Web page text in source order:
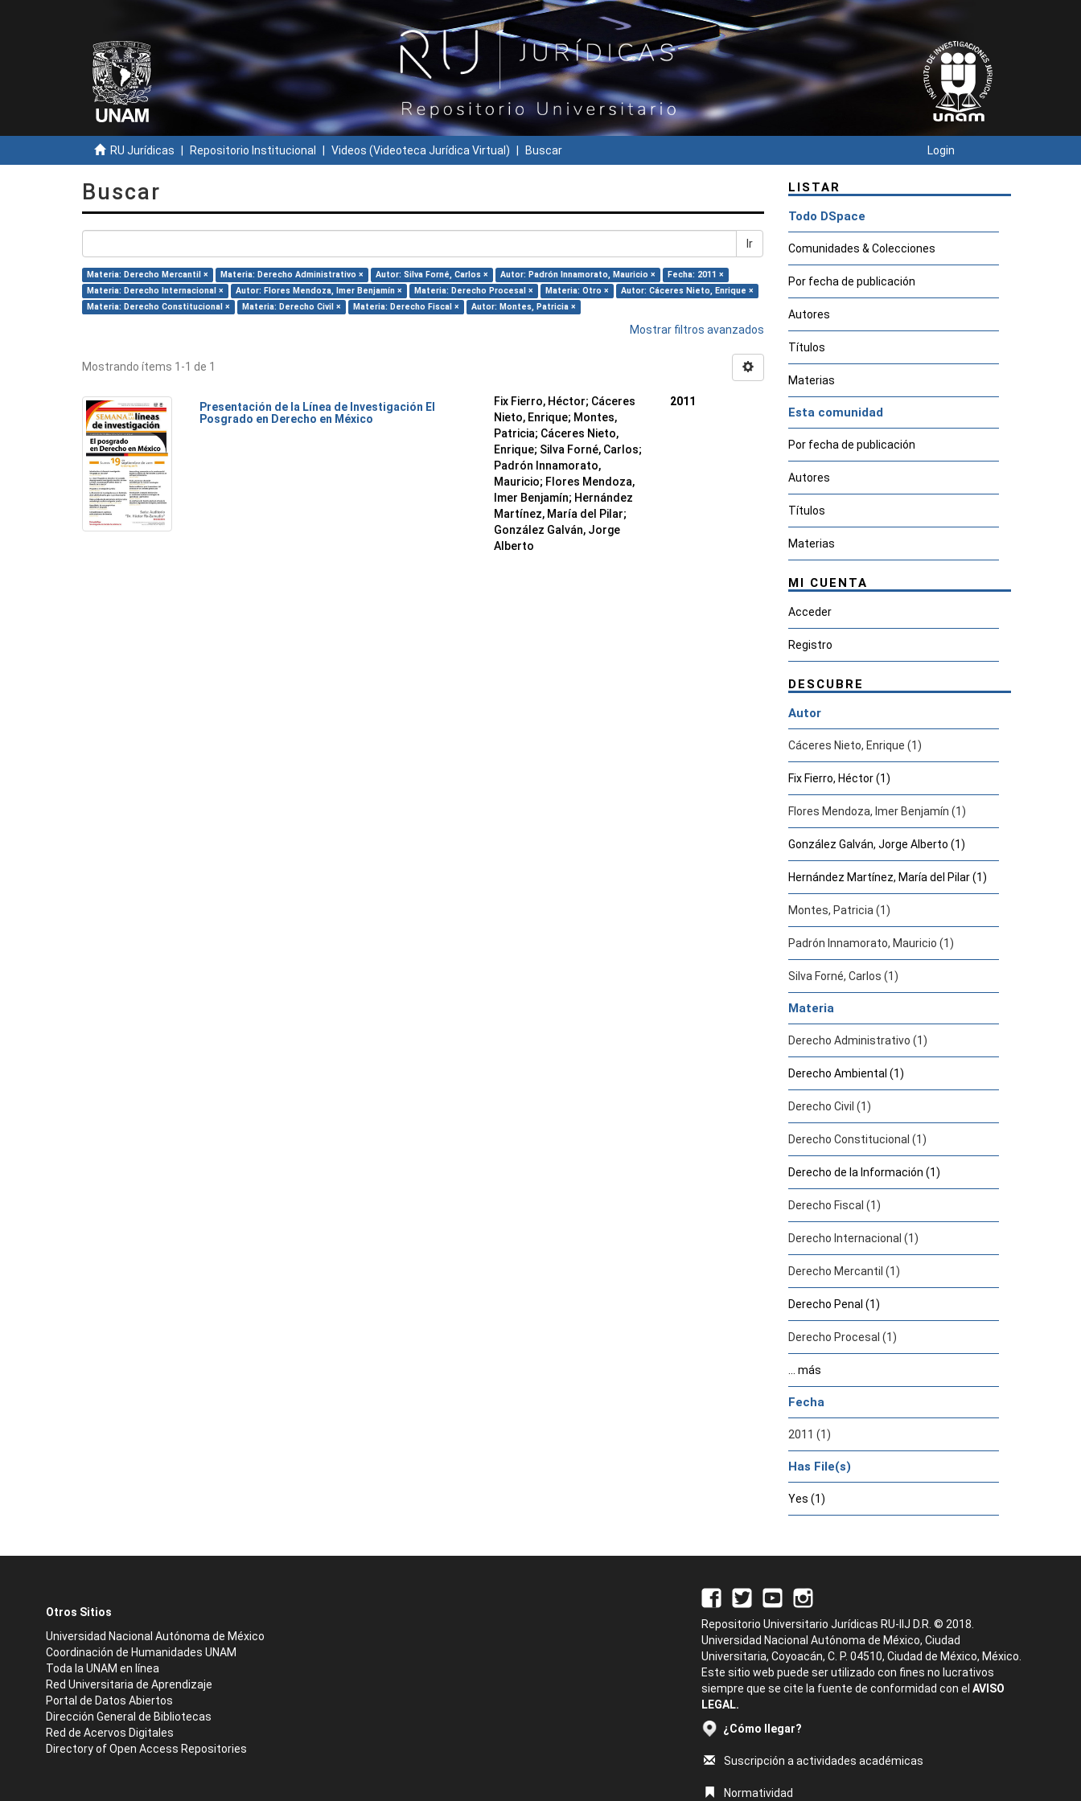
RU Jurídicas Repositorio Institucional Videos (Videoteca Jurídica Virtual) Buscar Login
Buscar
Ir
Materia: Derecho Mercantil × Materia: Derecho Administrativo × Autor: Silva Forné, Carlos × Autor: Padrón Innamorato, Mauricio ×
Fecha: 2011 ×
Materia: Derecho Internacional ×
Autor: Flores Mendoza, Imer Benjamín × Materia: Derecho Procesal × Materia: Otro ×
Autor: Cáceres Nieto, Enrique ×
Materia: Derecho Constitucional ×
Materia: Derecho Civil × Materia: Derecho Fiscal × Autor: Montes, Patricia ×
Mostrar filtros avanzados
Mostrando ítems 1-1 de 1
Presentación de la Línea de Investigación El
Posgrado en Derecho en México
Fix Fierro, Héctor; Cáceres
Nieto, Enrique; Montes,
Patricia; Cáceres Nieto,
Enrique; Silva Forné, Carlos;
Padrón Innamorato,
Mauricio; Flores Mendoza,
Imer Benjamín; Hernández
Martínez, María del Pilar;
González Galván, Jorge
Alberto
2011
LISTAR
Todo DSpace
Comunidades & Colecciones
Por fecha de publicación
Autores
Títulos
Materias
Esta comunidad
Por fecha de publicación
Autores
Títulos
Materias
MI CUENTA
Acceder
Registro
DESCUBRE
Autor
Cáceres Nieto, Enrique (1)
Fix Fierro, Héctor (1)
Flores Mendoza, Imer Benjamín (1)
González Galván, Jorge Alberto (1)
Hernández Martínez, María del Pilar (1)
Montes, Patricia (1)
Padrón Innamorato, Mauricio (1)
Silva Forné, Carlos (1)
Materia
Derecho Administrativo (1)
Derecho Ambiental (1)
Derecho Civil (1)
Derecho Constitucional (1)
Derecho de la Información (1)
Derecho Fiscal (1)
Derecho Internacional (1)
Derecho Mercantil (1)
Derecho Penal (1)
Derecho Procesal (1)
... más
Fecha
2011 (1)
Has File(s)
Yes (1)
Otros Sitios
Universidad Nacional Autónoma de México
Coordinación de Humanidades UNAM
Toda la UNAM en línea
Red Universitaria de Aprendizaje
Portal de Datos Abiertos
Dirección General de Bibliotecas
Red de Acervos Digitales
Directory of Open Access Repositories
Repositorio Universitario Jurídicas RU-IIJ D.R. © 2018.
Universidad Nacional Autónoma de México, Ciudad
Universitaria, Coyoacán, C. P. 04510, Ciudad de México, México.
Este sitio web puede ser utilizado con fines no lucrativos
siempre que se cite la fuente de conformidad con el AVISO
LEGAL.
¿Cómo llegar?
Suscripción a actividades académicas
Normatividad